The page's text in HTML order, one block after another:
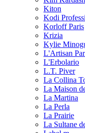
Kiton
Kodi
Korloff Paris
Krizia
Kylie
L'Artisan
L'Erbolario
L.T. Piver
La Collina
La Maison
La Martina
La Perla
La Prairie
La Sultane